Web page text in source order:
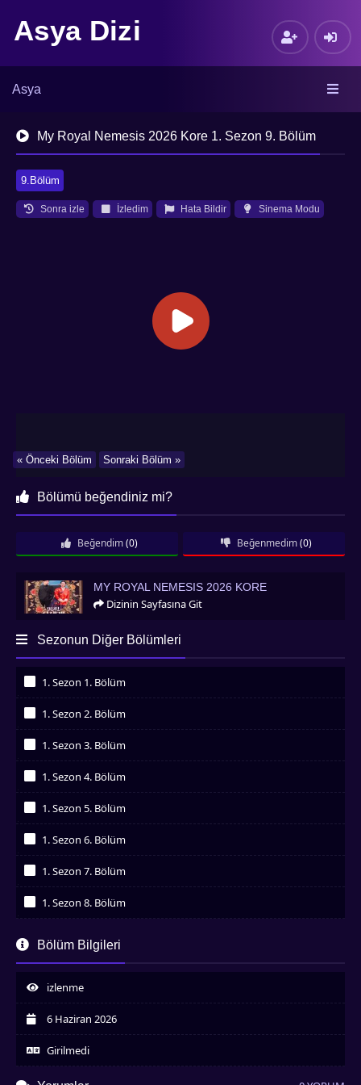
Asya Dizi
Asya
My Royal Nemesis 2026 Kore 1. Sezon 9. Bölüm
9.Bölüm
Sonra izle İzledim Hata Bildir Sinema Modu
Sonraki Bölüm »
« Önceki Bölüm
Bölümü beğendiniz mi?
Beğendim (0) Beğenmedim (0)
My Royal Nemesis 2026 Kore
MY ROYAL NEMESIS 2026 KORE
Dizinin Sayfasına Git
Sezonun Diğer Bölümleri
1. Sezon 1. Bölüm
1. Sezon 2. Bölüm
1. Sezon 3. Bölüm
1. Sezon 4. Bölüm
1. Sezon 5. Bölüm
1. Sezon 6. Bölüm
1. Sezon 7. Bölüm
1. Sezon 8. Bölüm
İzledim
İzledim
1. Sezon 10. Bölüm
İzledim
İzledim
İzledim
Bölüm Bilgileri
izlenme
6 Haziran 2026
Girilmedi